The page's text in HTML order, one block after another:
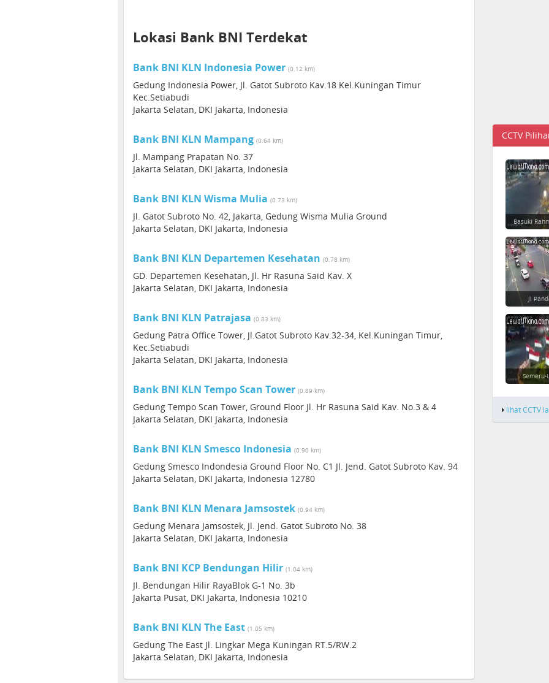
Lokasi Bank BNI Terdekat
Bank BNI KLN Indonesia Power (0.12 km)
Gedung Indonesia Power, Jl. Gatot Subroto Kav.18 Kel.Kuningan Timur
Kec.Setiabudi
Jakarta Selatan, DKI Jakarta, Indonesia
Bank BNI KLN Mampang (0.64 km)
Jl. Mampang Prapatan No. 37
Jakarta Selatan, DKI Jakarta, Indonesia
Bank BNI KLN Wisma Mulia (0.73 km)
Jl. Gatot Subroto No. 42, Jakarta, Gedung Wisma Mulia Ground
Jakarta Selatan, DKI Jakarta, Indonesia
Bank BNI KLN Departemen Kesehatan (0.78 km)
GD. Departemen Kesehatan, Jl. Hr Rasuna Said Kav. X
Jakarta Selatan, DKI Jakarta, Indonesia
Bank BNI KLN Patrajasa (0.83 km)
Gedung Patra Office Tower, Jl.Gatot Subroto Kav.32-34, Kel.Kuningan Timur,
Kec.Setiabudi
Jakarta Selatan, DKI Jakarta, Indonesia
Bank BNI KLN Tempo Scan Tower (0.89 km)
Gedung Tempo Scan Tower, Ground Floor Jl. Hr Rasuna Said Kav. No.3 & 4
Jakarta Selatan, DKI Jakarta, Indonesia
Bank BNI KLN Smesco Indonesia (0.90 km)
Gedung Smesco Indondesia Ground Floor No. C1 Jl. Jend. Gatot Subroto Kav. 94
Jakarta Selatan, DKI Jakarta, Indonesia 12780
Bank BNI KLN Menara Jamsostek (0.94 km)
Gedung Menara Jamsostek, Jl. Jend. Gatot Subroto No. 38
Jakarta Selatan, DKI Jakarta, Indonesia
Bank BNI KCP Bendungan Hilir (1.04 km)
Jl. Bendungan Hilir RayaBlok G-1 No. 3b
Jakarta Pusat, DKI Jakarta, Indonesia 10210
Bank BNI KLN The East (1.05 km)
Gedung The East Jl. Lingkar Mega Kuningan RT.5/RW.2
Jakarta Selatan, DKI Jakarta, Indonesia
CCTV
Basuki
Jl
Semeru-
lihat CCTV